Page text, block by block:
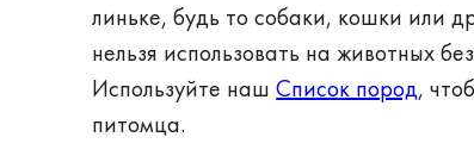
линьке, будь то собаки, кошки или
нельзя использовать на животных
Используйте наш Список пород,
питомца.